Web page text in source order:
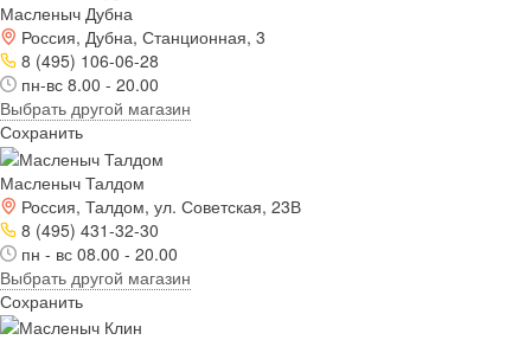
Масленыч Дубна
Россия, Дубна, Станционная, 3
8 (495) 106-06-28
пн-вс 8.00 - 20.00
Выбрать другой магазин
Сохранить
Масленыч Талдом
Россия, Талдом, ул. Советская, 23В
8 (495) 431-32-30
пн - вс 08.00 - 20.00
Выбрать другой магазин
Сохранить